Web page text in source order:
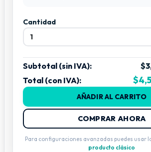
Cantidad
Subtotal (sin IVA):
Total (con IVA):
AÑADIR AL CARRITO
COMPRAR AHORA
Para configuraciones avanzadas puedes usar
producto clásico